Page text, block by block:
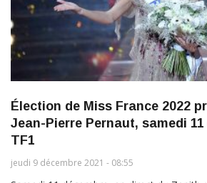
Élection de Miss France 2022
Jean-Pierre Pernaut, samedi
TF1
jeudi 9 décembre 2021 - 08:55